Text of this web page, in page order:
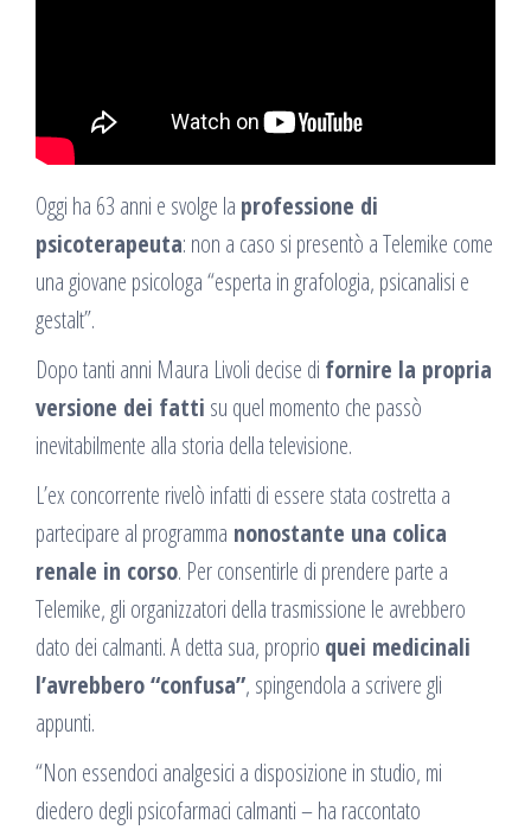
Oggi ha 63 anni e svolge la professione di
psicoterapeuta: non a caso si presentò a Telemike come
una giovane psicologa “esperta in grafologia, psicanalisi e
gestalt”.
Dopo tanti anni Maura Livoli decise di fornire la propria
versione dei fatti su quel momento che passò
inevitabilmente alla storia della televisione.
L’ex concorrente rivelò infatti di essere stata costretta a
partecipare al programma nonostante una colica
renale in corso. Per consentirle di prendere parte a
Telemike, gli organizzatori della trasmissione le avrebbero
dato dei calmanti. A detta sua, proprio quei medicinali
l’avrebbero “confusa”, spingendola a scrivere gli
appunti.
“Non essendoci analgesici a disposizione in studio, mi
diedero degli psicofarmaci calmanti – ha raccontato